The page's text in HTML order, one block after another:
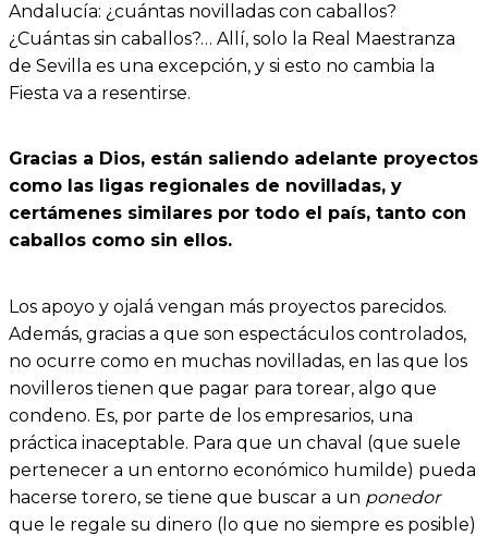
Andalucía: ¿cuántas novilladas con caballos?
¿Cuántas sin caballos?… Allí, solo la Real Maestranza
de Sevilla es una excepción, y si esto no cambia la
Fiesta va a resentirse.
Gracias a Dios, están saliendo adelante proyectos
como las ligas regionales de novilladas, y
certámenes similares por todo el país, tanto con
caballos como sin ellos.
Los apoyo y ojalá vengan más proyectos parecidos.
Además, gracias a que son espectáculos controlados,
no ocurre como en muchas novilladas, en las que los
novilleros tienen que pagar para torear, algo que
condeno. Es, por parte de los empresarios, una
práctica inaceptable. Para que un chaval (que suele
pertenecer a un entorno económico humilde) pueda
hacerse torero, se tiene que buscar a un ponedor
que le regale su dinero (lo que no siempre es posible)